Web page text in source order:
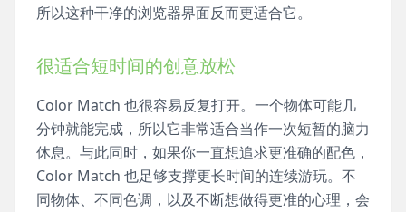
所以这种干净的浏览器界面反而更适合它。
很适合短时间的创意放松
Color Match 也很容易反复打开。一个物体可能几
分钟就能完成，所以它非常适合当作一次短暂的脑力
休息。与此同时，如果你一直想追求更准确的配色，
Color Match 也足够支撑更长时间的连续游玩。不
同物体、不同色调，以及不断想做得更准的心理，会